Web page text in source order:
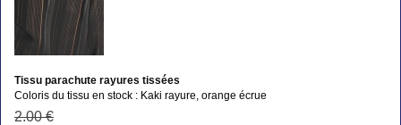
Tissu parachute rayures tissées
Coloris du tissu en stock : Kaki rayure, orange écrue
2.00 €